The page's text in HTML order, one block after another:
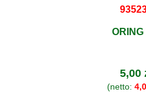
ORING
5,00
(netto: